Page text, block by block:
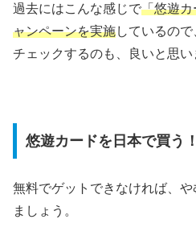
過去にはこんな感じで「悠遊カ
ャンペーンを実施しているの
チェックするのも、良いと思い
悠遊カードを日本で買う！
無料でゲットできなければ、や
ましょう。